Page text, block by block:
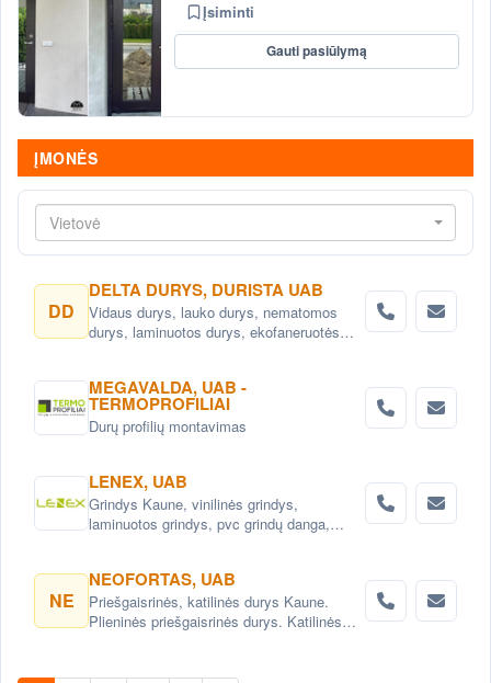
Įsiminti
Gauti pasiūlymą
ĮMONĖS
Vietovė
DD
DELTA DURYS, DURISTA UAB
Vidaus durys, lauko durys, nematomos
durys, laminuotos durys, ekofaneruotės
MEGAVALDA, UAB -
TERMOPROFILIAI
Durų profilių montavimas
LENEX, UAB
Grindys Kaune, vinilinės grindys,
laminuotos grindys, pvc grindų danga,
ekofaneruotės, medinės.
NE
NEOFORTAS, UAB
Priešgaisrinės, katilinės durys Kaune.
Plieninės priešgaisrinės durys. Katilinės